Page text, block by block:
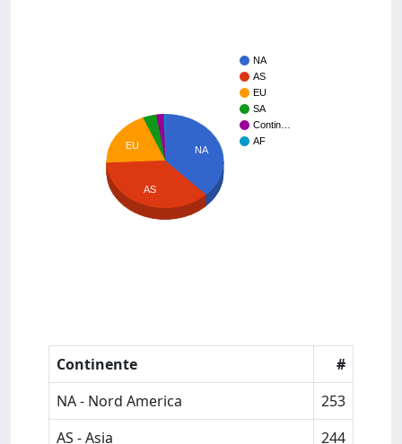
NA
AS
EU
SA
Contin…
AF
NA
EU
AS
Continente
#
NA - Nord America
253
AS - Asia
244